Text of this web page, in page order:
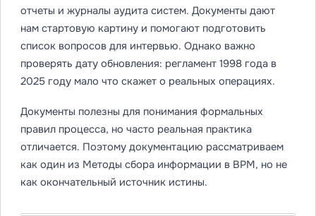
отчеты и журналы аудита систем. Документы дают
нам стартовую картину и помогают подготовить
список вопросов для интервью. Однако важно
проверять дату обновления: регламент 1998 года в
2025 году мало что скажет о реальных операциях.
Документы полезны для понимания формальных
правил процесса, но часто реальная практика
отличается. Поэтому документацию рассматриваем
как один из Методы сбора информации в BPM, но не
как окончательный источник истины.